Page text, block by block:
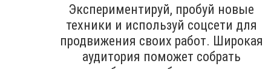
Экспериментируй, пробуй новые
техники и используй соцсети для
продвижения своих работ. Широкая
аудитория поможет собрать